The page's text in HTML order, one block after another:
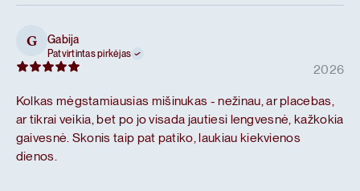
G Gabija
Patvirtintas pirkėjas
2026
Kolkas mėgstamiausias mišinukas - nežinau, ar placebas,
ar tikrai veikia, bet po jo visada jautiesi lengvesnė, kažkokia
gaivesnė. Skonis taip pat patiko, laukiau kiekvienos
dienos.